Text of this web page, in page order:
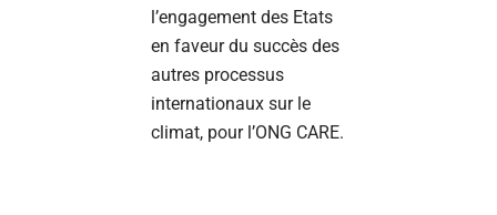
l’engagement des Etats
en faveur du succès des
autres processus
internationaux sur le
climat, pour l’ONG CARE.